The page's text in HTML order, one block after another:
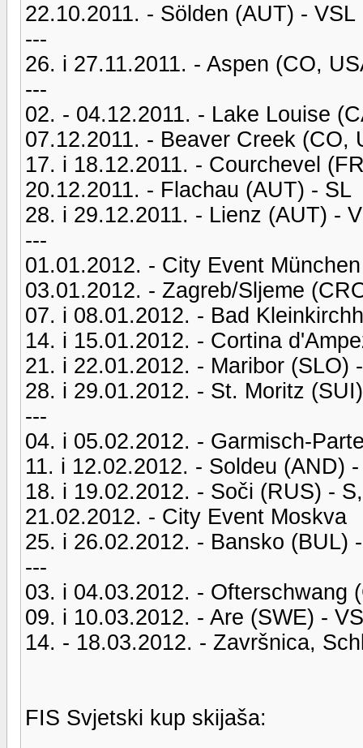
22.10.2011. - Sölden (AUT) - VSL
---
26. i 27.11.2011. - Aspen (CO,
---
02. - 04.12.2011. - Lake Louise
07.12.2011. - Beaver Creek (CO,
17. i 18.12.2011. - Courchevel
20.12.2011. - Flachau (AUT) - SL
28. i 29.12.2011. - Lienz (AUT) -
---
01.01.2012. - City Event München
03.01.2012. - Zagreb/Sljeme
07. i 08.01.2012. - Bad
14. i 15.01.2012. - Cortina
21. i 22.01.2012. - Maribor (SLO)
28. i 29.01.2012. - St. Moritz
---
04. i 05.02.2012. - Garmisch-
11. i 12.02.2012. - Soldeu (AND)
18. i 19.02.2012. - Soči (RUS) -
21.02.2012. - City Event Moskva
25. i 26.02.2012. - Bansko (BUL)
---
03. i 04.03.2012. - Ofterschwang
09. i 10.03.2012. - Are (SWE) -
14. - 18.03.2012. - Završnica,
FIS Svjetski kup skijaša: